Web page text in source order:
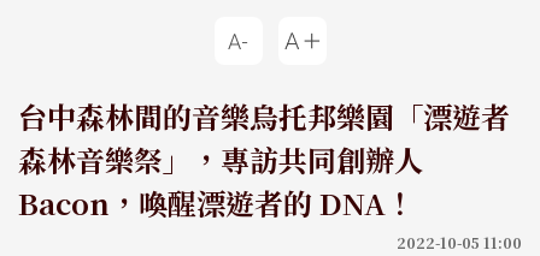
台中森林間的音樂烏托邦樂園「漂遊者
森林音樂祭」，專訪共同創辦人
Bacon，喚醒漂遊者的 DNA！
2022-10-05 11:00